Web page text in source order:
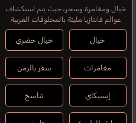
خيال ومغامرة وسحر، حيث يتم استكشاف
عوالم فانتازيا مليئة بالمخلوقات الغريبة
خيال خيال حضري
مغامرات سفر بالزمن
إيسيكاي تناسخ